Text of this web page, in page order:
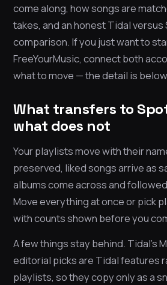
come along, how songs are
takes, and an honest Tidal
comparison. If you just want to
FreeYourMusic, connect both
what to move — the detail is below.
What transfers to
what does not
Your playlists move with their
preserved, liked songs arrive as
albums come across and
Move everything at once or pick
with counts shown before you
A few things stay behind. Tidal’s
editorial picks are Tidal features
playlists, so they copy only as a